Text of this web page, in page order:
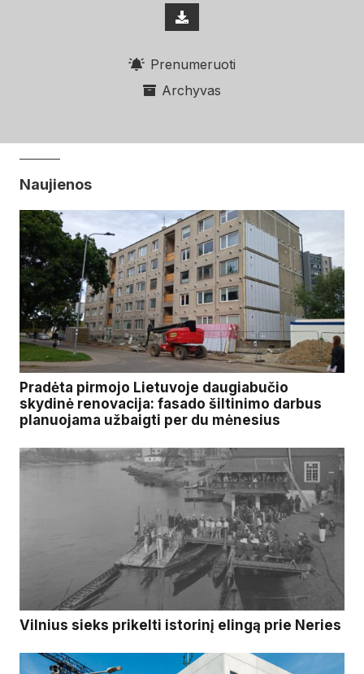
Prenumeruoti
Archyvas
Naujienos
Pradėta pirmojo Lietuvoje daugiabučio
skydinė renovacija: fasado šiltinimo darbus
planuojama užbaigti per du mėnesius
Vilnius sieks prikelti istorinį elingą prie Neries